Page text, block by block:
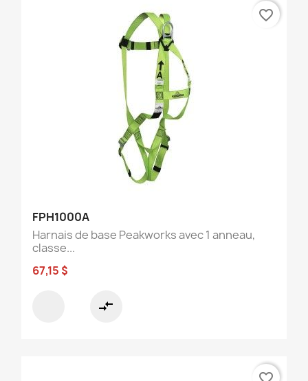
FPH1000A
Harnais de base Peakworks avec 1 anneau,
classe...
67,15 $
compare_arrows
favorite_border